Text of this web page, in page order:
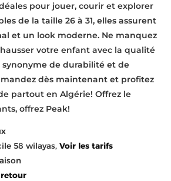
pour jouer, courir et explorer
de la taille 26 à 31, elles assurent
et un look moderne. Ne manquez
votre enfant avec la qualité
synonyme de durabilité et de
dès maintenant et profitez
partout en Algérie! Offrez le
offrez Peak!
58 wilayas, Voir les tarifs